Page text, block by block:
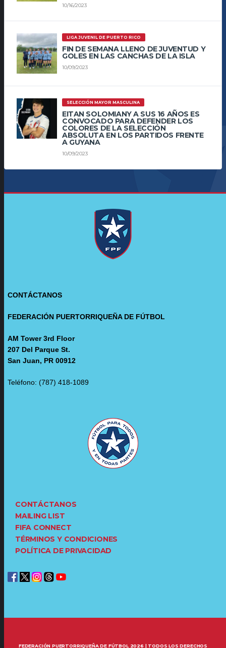
10/16/2023
LIGA JUVENIL DE PUERTO RICO
FIN DE SEMANA LLENO DE JUVENTUD Y
GOLES EN LAS CANCHAS DE LA ISLA
10/09/2023
SELECCIÓN MAYOR MASCULINA
EITAN SOLOMIANY A SUS 16 AÑOS ES
CONVOCADO PARA DEFENDER LOS
COLORES DE LA SELECCIÓN
ABSOLUTA EN LOS PARTIDOS FRENTE
A GUYANA
10/09/2023
CONTÁCTANOS
FEDERACIÓN PUERTORRIQUEÑA DE FÚTBOL
AM Tower 3rd Floor
207 Del Parque St.
San Juan, PR 00912
Teléfono: (787) 418-1089
CONTÁCTANOS
MAILING LIST
FIFA CONNECT
TÉRMINOS Y CONDICIONES
POLÍTICA DE PRIVACIDAD
FEDERACIÓN PUERTORRIQUEÑA DE FÚTBOL 2026 | TODOS LOS DERECHOS